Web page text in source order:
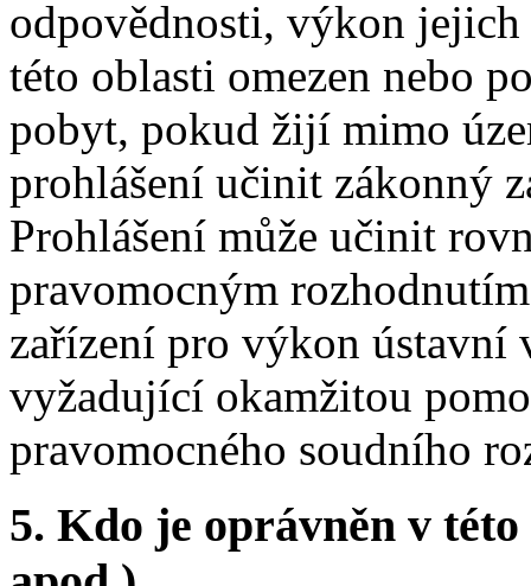
odpovědnosti, výkon
této oblasti omezen nebo
pobyt, pokud žijí mimo
prohlášení učinit zákonný
Prohlášení může učinit
pravomocným
zařízení pro výkon ústavní
vyžadující okamžitou
pravomocného soudního
5. Kdo je oprávněn v